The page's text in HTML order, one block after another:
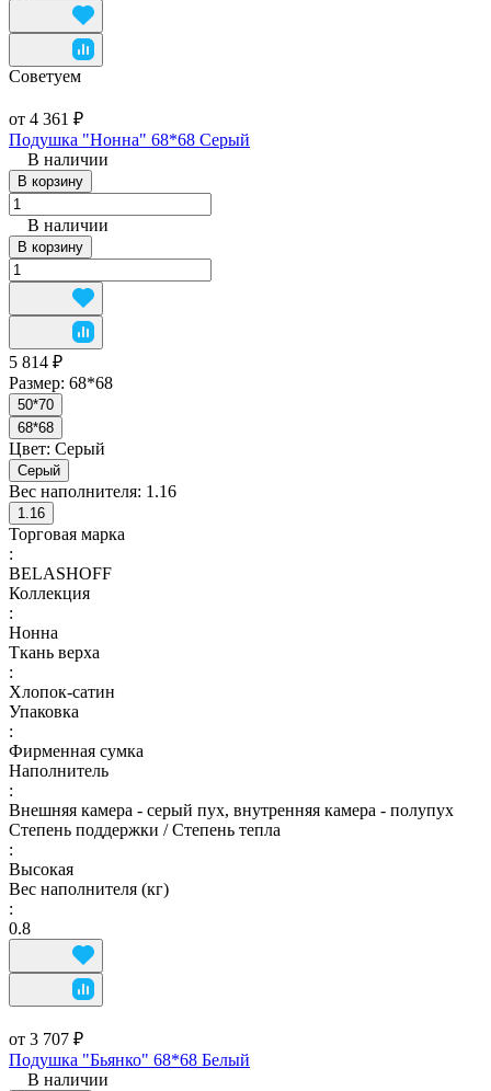
Советуем
от 4 361 ₽
Подушка "Нонна" 68*68 Серый
В наличии
В корзину
В наличии
В корзину
5 814 ₽
Размер: 68*68
50*70
68*68
Цвет: Серый
Серый
Вес наполнителя: 1.16
1.16
Торговая марка
:
BELASHOFF
Коллекция
:
Нонна
Ткань верха
:
Хлопок-сатин
Упаковка
:
Фирменная сумка
Наполнитель
:
Внешняя камера - серый пух, внутренняя камера - полупух
Степень поддержки / Степень тепла
:
Высокая
Вес наполнителя (кг)
:
0.8
от 3 707 ₽
Подушка "Бьянко" 68*68 Белый
В наличии